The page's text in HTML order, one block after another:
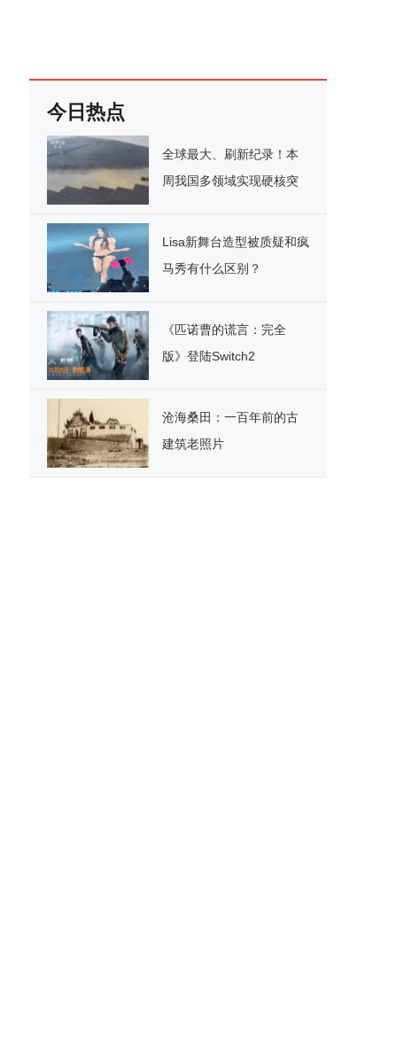
今日热点
全球最大、刷新纪录！本
周我国多领域实现硬核突
Lisa新舞台造型被质疑和疯
马秀有什么区别？
《匹诺曹的谎言：完全
版》登陆Switch2
沧海桑田：一百年前的古
建筑老照片